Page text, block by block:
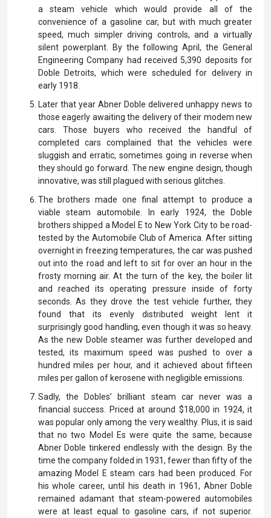
a steam vehicle which would provide all of the
convenience of a gasoline car, but with much greater
speed, much simpler driving controls, and a virtually
silent powerplant. By the following April, the General
Engineering Company had received 5,390 deposits for
Doble Detroits, which were scheduled for delivery in
early 1918.
Later that year Abner Doble delivered unhappy news to
those eagerly awaiting the delivery of their modem new
cars. Those buyers who received the handful of
completed cars complained that the vehicles were
sluggish and erratic, sometimes going in reverse when
they should go forward. The new engine design, though
innovative, was still plagued with serious glitches.
The brothers made one final attempt to produce a
viable steam automobile. In early 1924, the Doble
brothers shipped a Model E to New York City to be road-
tested by the Automobile Club of America. After sitting
overnight in freezing temperatures, the car was pushed
out into the road and left to sit for over an hour in the
frosty morning air. At the turn of the key, the boiler lit
and reached its operating pressure inside of forty
seconds. As they drove the test vehicle further, they
found that its evenly distributed weight lent it
surprisingly good handling, even though it was so heavy.
As the new Doble steamer was further developed and
tested, its maximum speed was pushed to over a
hundred miles per hour, and it achieved about fifteen
miles per gallon of kerosene with negligible emissions.
Sadly, the Dobles’ brilliant steam car never was a
financial success. Priced at around $18,000 in 1924, it
was popular only among the very wealthy. Plus, it is said
that no two Model Es were quite the same, because
Abner Doble tinkered endlessly with the design. By the
time the company folded in 1931, fewer than fifty of the
amazing Model E steam cars had been produced. For
his whole career, until his death in 1961, Abner Doble
remained adamant that steam-powered automobiles
were at least equal to gasoline cars, if not superior.